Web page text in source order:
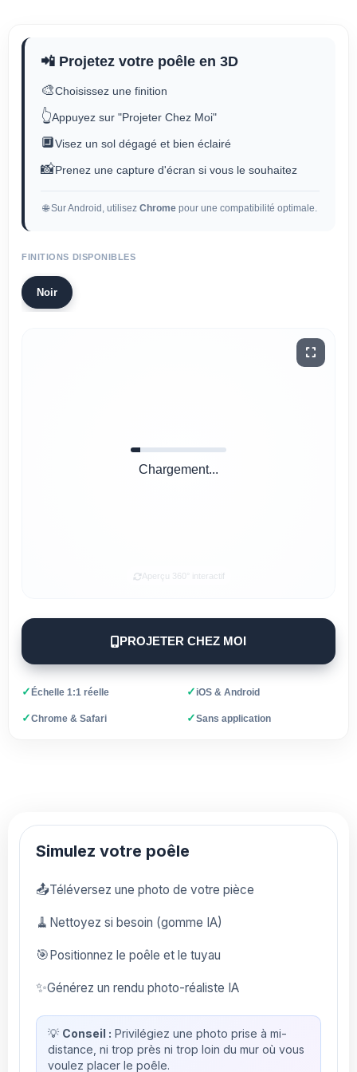
📲 Projetez votre poêle en 3D
🎨Choisissez une finition
👆Appuyez sur "Projeter Chez Moi"
🔲Visez un sol dégagé et bien éclairé
📸Prenez une capture d'écran si vous le souhaitez
🌐 Sur Android, utilisez Chrome pour une compatibilité optimale.
FINITIONS DISPONIBLES
Noir
Chargement...
Aperçu 360° interactif
PROJETER CHEZ MOI
✓Échelle 1:1 réelle ✓iOS & Android
✓Chrome & Safari ✓Sans application
Simulez votre poêle
📤Téléversez une photo de votre pièce
🧹 Nettoyez si besoin (gomme IA)
🎯Positionnez le poêle et le tuyau
✨Générez un rendu photo-réaliste IA
💡 Conseil : Privilégiez une photo prise à mi-
distance, ni trop près ni trop loin du mur où vous
voulez placer le poêle.